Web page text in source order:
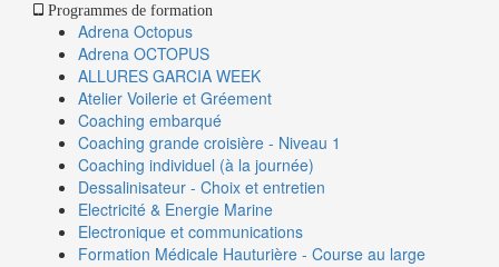
Programmes de formation
Adrena Octopus
Adrena OCTOPUS
ALLURES GARCIA WEEK
Atelier Voilerie et Gréement
Coaching embarqué
Coaching grande croisière - Niveau 1
Coaching individuel (à la journée)
Dessalinisateur - Choix et entretien
Electricité & Energie Marine
Electronique et communications
Formation Médicale Hauturière - Course au large